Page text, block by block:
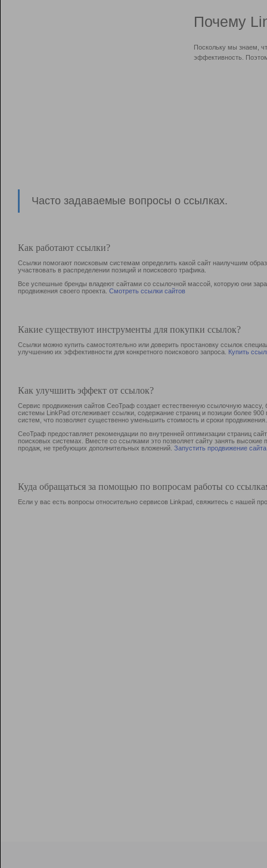
Почему
Поскольку мы знаем,
эффективность.
Часто задаваемые вопросы о ссылках.
Как работают ссылки?
Ссылки помогают поисковым системам определить какой сайт наилучшим
участвовать в раcпределении позиций и поискового трафика.
Все успешные бренды владеют сайтами со ссылочной массой, которую они
продвижения своего проекта. Смотреть ссылки сайтов
Какие существуют инструменты для покупки ссылок?
Ссылки можно купить самостоятельно или доверить простановку ссылок
улучшению их эффективности для конкретного поискового запроса. Купить
Как улучшить эффект от ссылок?
Сервис продвижения сайтов СеоТраф создает естественную ссылочную
системы LinkPad отслеживает ссылки, содержание страниц и позиции более
систем, что позволяет существенно уменьшить стоимость и сроки продвижения.
СеоТраф предоставляет рекомендации по внутренней оптимизации страниц
поисковых системах. Вместе со ссылками это позволяет сайту занять
продаж, не требующих дополнительных вложений. Запустить продвижение сайта
Куда обращаться за помощью по вопросам работы со
Если у вас есть вопросы относительно сервисов Linkpad, свяжитесь с нашей